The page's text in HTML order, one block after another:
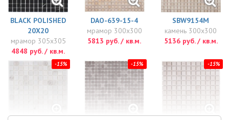
BLACK POLISHED
20Х20
мрамор 305x305
4848 руб. / кв.м.
DAO-639-15-4
мрамор 300x300
5813 руб. / кв.м.
SBW9154M
камень 300x300
5136 руб. / кв.м.
-15% -15% -15%